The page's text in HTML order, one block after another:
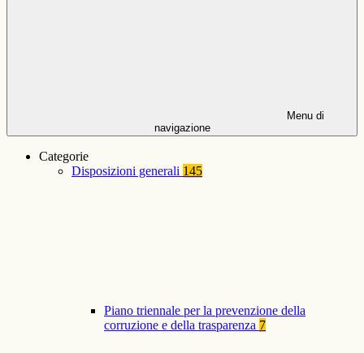
Menu di
navigazione
Categorie
Disposizioni generali 145
Piano triennale per la prevenzione della
corruzione e della trasparenza 7